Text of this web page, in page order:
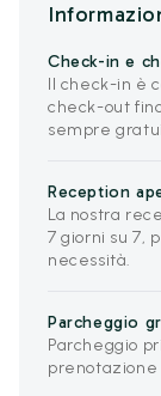
Check-in e
Il check-in è
check-out
sempre
Reception
La nostra
7 giorni su 7,
necessità.
Parcheggio
Parcheggio